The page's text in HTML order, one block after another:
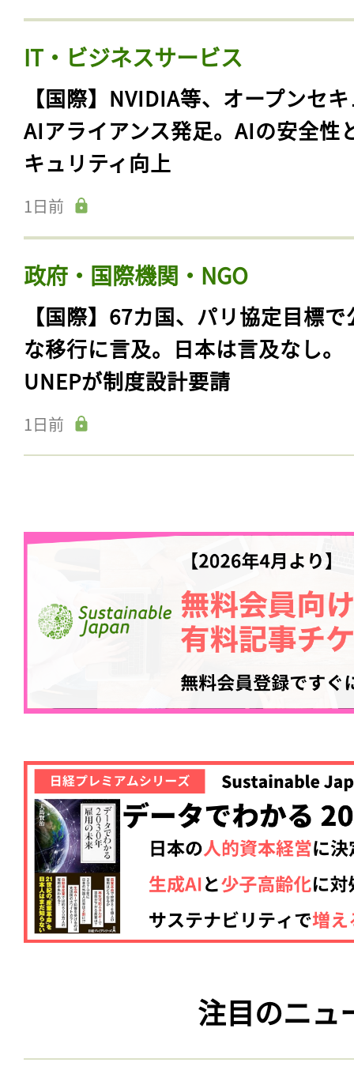
IT・ビジネスサービス
【国際】NVIDIA等、オープンセ
AIアライアンス発足。AIの安全性
キュリティ向上
1日前
政府・国際機関・NGO
【国際】67カ国、パリ協定目標で
な移行に言及。日本は言及なし。
UNEPが制度設計要請
1日前
注目のニュ